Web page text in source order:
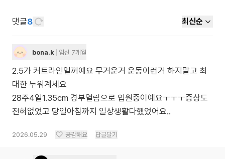
댓글8 최신순
bona.k 임신 7개월
2.5가 커트라인일꺼예요 무거운거 운동이런거 하지말고 최
대한 누워계세요
28주4일1.35cm 경부열림으로 입원중이예요ㅜㅜㅜ증상도
전혀없었고 당일아침까지 일상생활다했었어요..
2026.05.29 공감해요 답글달기